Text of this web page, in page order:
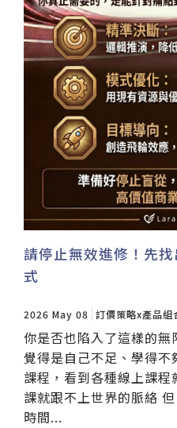
請停止無效進修！先
式
2026 May 08 訂價策略x產品組
你是否也陷入了這樣的
覺得是自己不足、學得
課程，看到各種線上課
課就跟不上世界的脈絡
時間...